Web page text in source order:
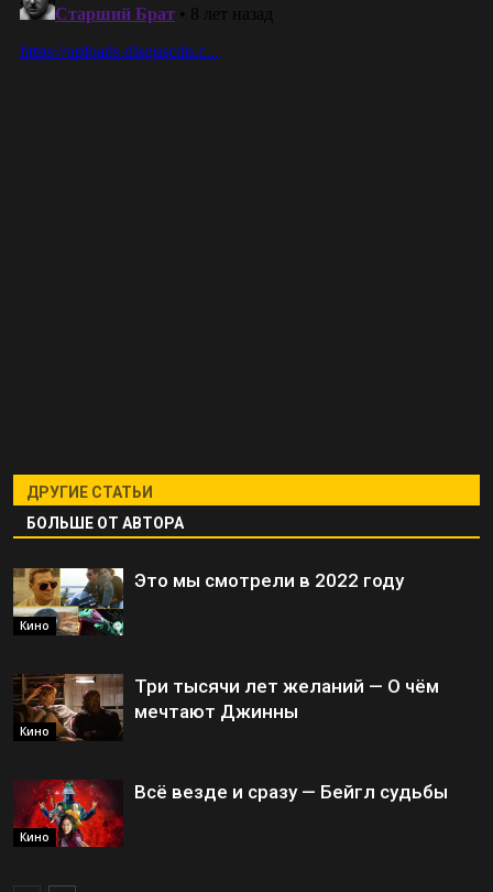
ДРУГИЕ СТАТЬИ
БОЛЬШЕ ОТ АВТОРА
Кино
Это мы смотрели в 2022 году
Кино
Три тысячи лет желаний — О чём
мечтают Джинны
Кино
Всё везде и сразу — Бейгл судьбы